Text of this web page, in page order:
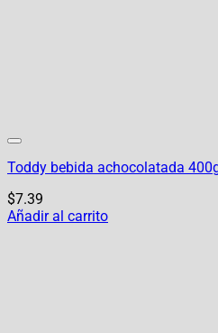
Toddy bebida achocolatada
$7.39
Añadir al carrito